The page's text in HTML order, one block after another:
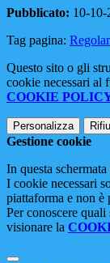
Pubblicato: 10-10-
Tag pagina:
Questo sito o gli
cookie necessari al
COOKIE
Personalizza
Gestione cookie
In questa
I cookie necessari
piattaforma e non è
Per conoscere
visionare la